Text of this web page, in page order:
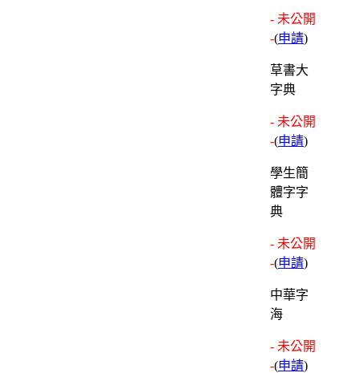
- 未公開
-(申請)
草書大
字典
- 未公開
-(申請)
學生簡
體字字
典
- 未公開
-(申請)
中華字
海
- 未公開
-(申請)